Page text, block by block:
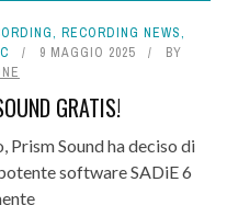
, RECORDING NEWS,
9 MAGGIO 2025
BY
GRATIS!
Prism Sound ha deciso di
software SADiE 6